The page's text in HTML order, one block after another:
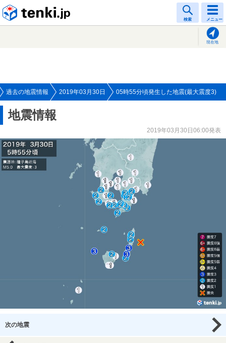
検索 メニュー
現在地
過去の地震情報 2019年03月30日 05時55分頃発生した地震(最大震度3)
地震情報
2019年03月30日06:00発表
次の地震